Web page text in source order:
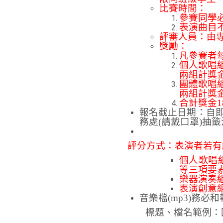
比賽時間：
參賽同學
表演曲目
評審人員：由
獎勵：
凡參賽者
個人歌唱
兩組計獎
團體歌唱
兩組計獎
合計獎金
報名截止日期：自
務處(請戴口罩)抽
評分方式：表演者若
個人歌唱
等三項要
樂器演奏
表演創意
音樂檔(mp3)務必
標題、檔名範例